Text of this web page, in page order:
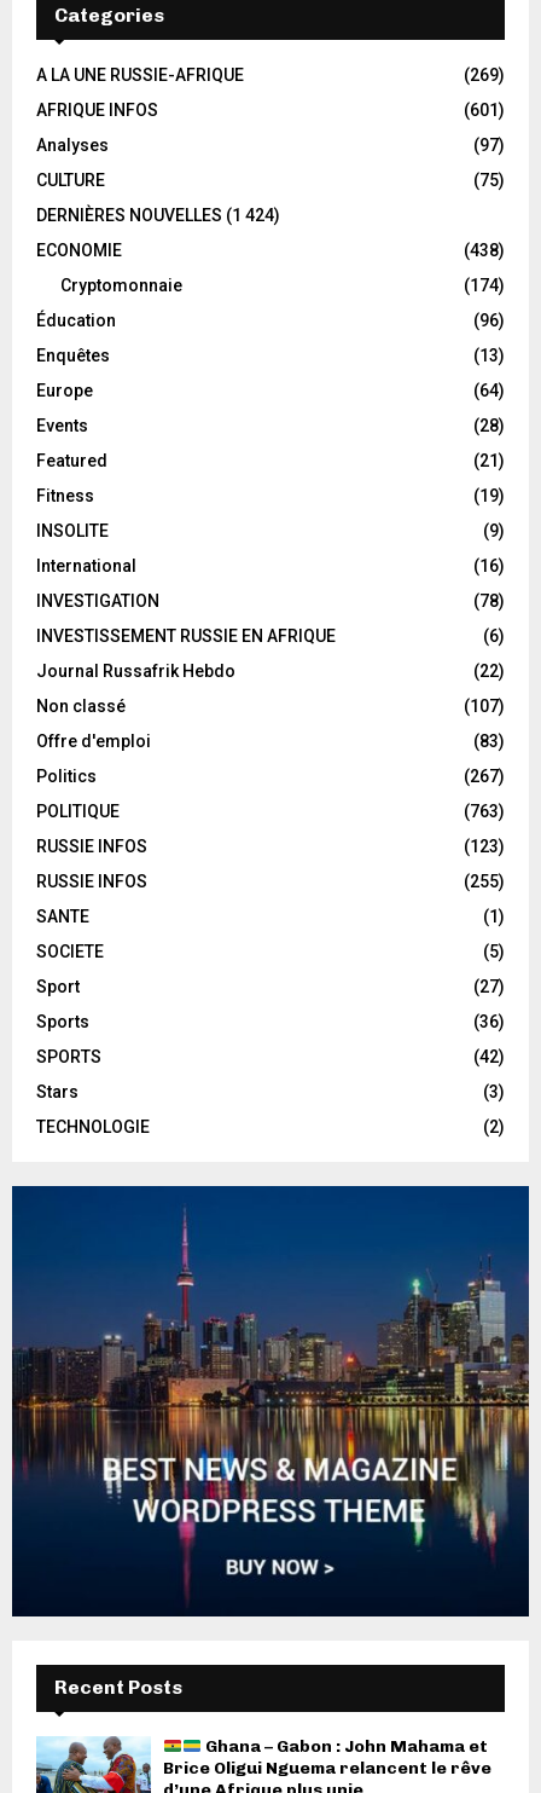
Categories
A LA UNE RUSSIE-AFRIQUE
(269)
AFRIQUE INFOS
(601)
Analyses
(97)
CULTURE
(75)
DERNIÈRES NOUVELLES (1 424)
ECONOMIE
(438)
Cryptomonnaie
(174)
Éducation
(96)
Enquêtes
(13)
Europe
(64)
Events
(28)
Featured
(21)
Fitness
(19)
INSOLITE
(9)
International
(16)
INVESTIGATION
(78)
INVESTISSEMENT RUSSIE EN AFRIQUE
(6)
Journal Russafrik Hebdo
(22)
Non classé
(107)
Offre d'emploi
(83)
Politics
(267)
POLITIQUE
(763)
RUSSIE INFOS
(123)
RUSSIE INFOS
(255)
SANTE
(1)
SOCIETE
(5)
Sport
(27)
Sports
(36)
SPORTS
(42)
Stars
(3)
TECHNOLOGIE
(2)
Recent Posts
Ghana – Gabon : John Mahama et
Brice Oligui Nguema relancent le rêve